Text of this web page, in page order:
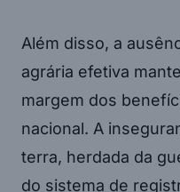
Além disso, a
agrária efetiva
margem dos
nacional. A
terra, herdada da
do sistema de